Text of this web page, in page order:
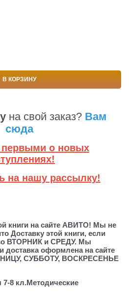
В КОРЗИНУ
на свой заказ? Вам
сюда
первыми о новых
на нашу рассылку!
книги на сайте АВИТО! Мы не
Доставку этой книги, если
ВТОРНИК и СРЕДУ. Мы
доставка оформлена на сайте
СУББОТУ, ВОСКРЕСЕНЬЕ
7-8 кл.Методические